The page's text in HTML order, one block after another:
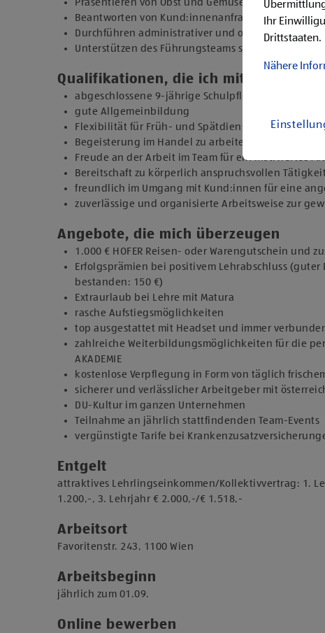
Präsentieren von Obst und Gemüse sowie
Beantworten von Kund:innenanfragen
Durchführen administrativer und organisatorischer
Unterstützen des Führungsteams sowie
Qualifikationen, die ich mitbringe
abgeschlossene 9-jährige Schulpflicht
gute Allgemeinbildung
Flexibilität für Früh- und Spätdienste (Montag bis
Begeisterung im Handel zu arbeiten und den
Freude an der Arbeit im Team für ein motiviertes
Bereitschaft zu körperlich anspruchsvollen
freundlich im Umgang mit Kund:innen für eine
zuverlässige und organisierte Arbeitsweise zur
Angebote, die mich überzeugen
1.000 € HOFER Reisen- oder Warengutschein und
Erfolgsprämien bei positivem Lehrabschluss (guter
bestanden: 150 €)
Extraurlaub bei Lehre mit Matura
rasche Aufstiegsmöglichkeiten
top ausgestattet mit Headset und immer
zahlreiche Weiterbildungsmöglichkeiten für die
AKADEMIE
kostenlose Verpflegung in Form von täglich
sicherer und verlässlicher Arbeitgeber mit
DU-Kultur im ganzen Unternehmen
Teilnahme an jährlich stattfindenden Team-Events
vergünstigte Tarife bei
Entgelt
attraktives Lehrlingseinkommen/Kollektivvertrag: 1.
1.200,-, 3. Lehrjahr € 2.000,-/€ 1.518,-
Arbeitsort
​Favoritenstr. 243, 1100 Wien​​
Arbeitsbeginn
jährlich zum 01.09.​
Online bewerben
Ihr
Drittstaaten.
Nähere